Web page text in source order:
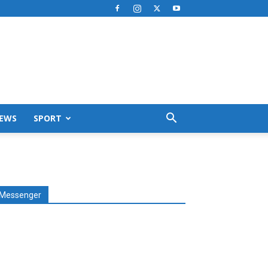
SPORT
Messenger